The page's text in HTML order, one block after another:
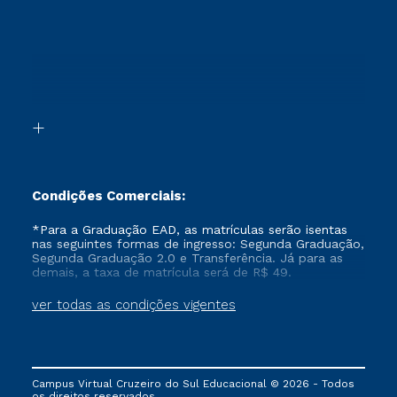
Formação Pedagógica - R2
Condições Comerciais:
ver todas as condições vigentes
*Para a Graduação EAD, as matrículas serão isentas
nas seguintes formas de ingresso: Segunda Graduação,
Segunda Graduação 2.0 e Transferência. Já para as
demais, a taxa de matrícula será de R$ 49.
Campus Virtual Cruzeiro do Sul Educacional © 2026 - Todos